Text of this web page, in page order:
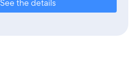
See the details